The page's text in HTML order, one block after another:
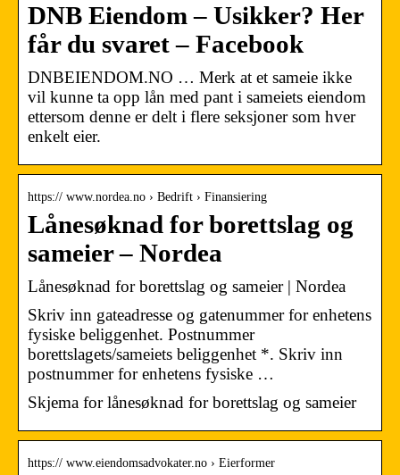
DNB Eiendom – Usikker? Her
får du svaret – Facebook
DNBEIENDOM.NO … Merk at et sameie ikke
vil kunne ta opp lån med pant i sameiets eiendom
ettersom denne er delt i flere seksjoner som hver
enkelt eier.
https:// www.nordea.no › Bedrift › Finansiering
Lånesøknad for borettslag og
sameier – Nordea
Lånesøknad for borettslag og sameier | Nordea
Skriv inn gateadresse og gatenummer for enhetens
fysiske beliggenhet. Postnummer
borettslagets/sameiets beliggenhet *. Skriv inn
postnummer for enhetens fysiske …
Skjema for lånesøknad for borettslag og sameier
https:// www.eiendomsadvokater.no › Eierformer